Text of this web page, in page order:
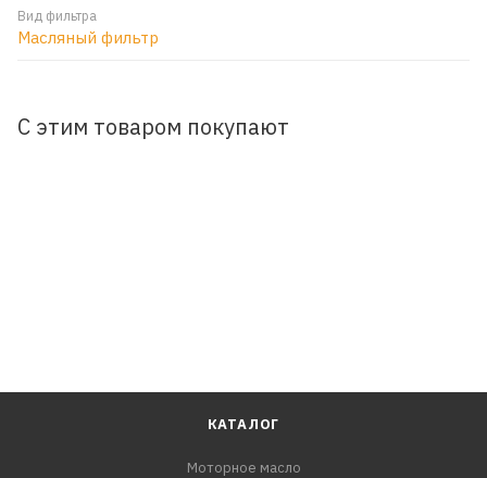
Вид фильтра
Масляный фильтр
С этим товаром покупают
КАТАЛОГ
Моторное масло